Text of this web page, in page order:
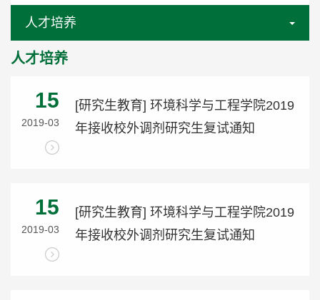
人才培养
人才培养
15
2019-03
[研究生教育] 环境科学与工程学院2019
年接收校外调剂研究生复试通知
15
2019-03
[研究生教育] 环境科学与工程学院2019
年接收校外调剂研究生复试通知